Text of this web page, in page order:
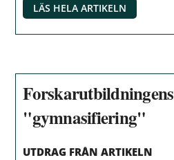
LÄS HELA ARTIKELN
Forskarutbildningens
"gymnasifiering"
UTDRAG FRÅN ARTIKELN